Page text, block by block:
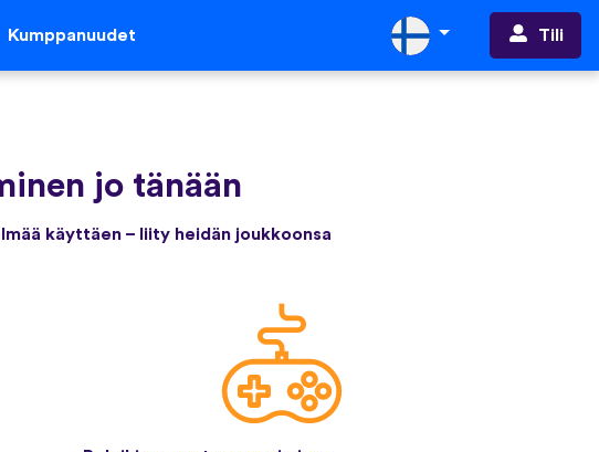
Kumppanuudet Tili
jo tänään
käyttäen – liity heidän joukkoonsa